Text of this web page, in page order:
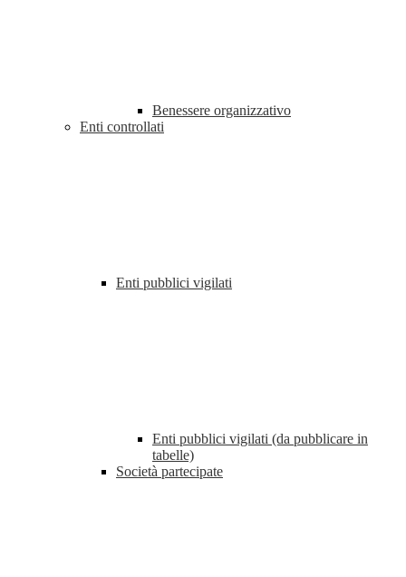
Benessere organizzativo
Enti controllati
Enti pubblici vigilati
Enti pubblici vigilati (da pubblicare in
tabelle)
Società partecipate